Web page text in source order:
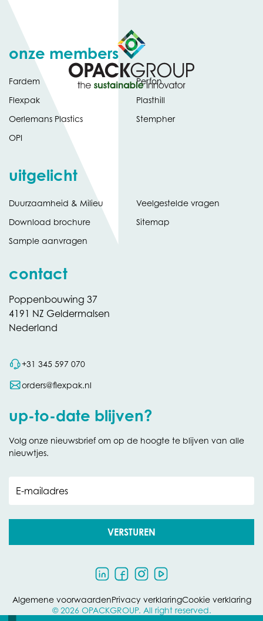
onze members
Fardem
Flexpak
Oerlemans Plastics
OPI
Perfon
Plasthill
Stempher
uitgelicht
Duurzaamheid & Milieu
Download brochure(opent
tabblad)
Sample aanvragen
Veelgestelde vragen
Sitemap
contact
Poppenbouwing 37
4191 NZ Geldermalsen
Nederland
+31 345 597 070
orders@flexpak.nl
up-to-date blijven?
Volg onze nieuwsbrief om op de hoogte te blijven van alle
nieuwtjes.
E-mailadres
VERSTUREN
© 2026 OPACKGROUP. All right reserved.
Algemene voorwaardenPrivacy verklaringCookie verklaring